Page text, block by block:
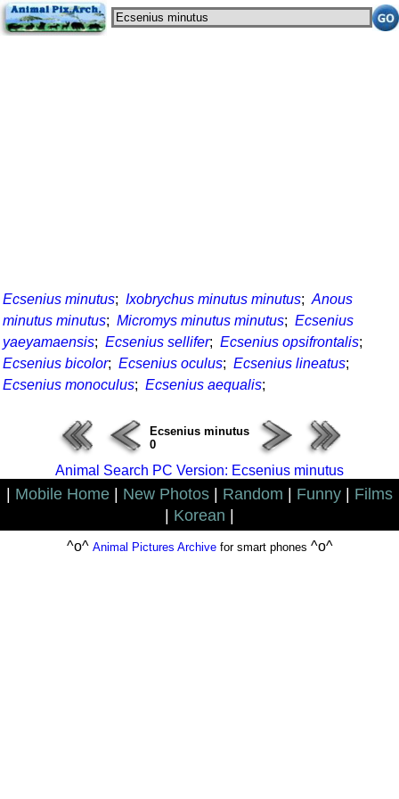
Ecsenius minutus; Ixobrychus minutus minutus; Anous
minutus minutus; Micromys minutus minutus; Ecsenius
yaeyamaensis; Ecsenius sellifer; Ecsenius opsifrontalis;
Ecsenius bicolor; Ecsenius oculus; Ecsenius lineatus;
Ecsenius monoculus; Ecsenius aequalis;
Ecsenius minutus
0
Animal Search PC Version: Ecsenius minutus
Mobile Home New Photos Random Funny
Films
Korean
^o^ Animal Pictures Archivefor smart phones ^o^